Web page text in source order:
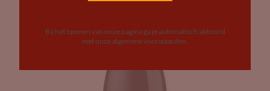
Bij het openen van onze pagina ga je automatisch akkoord
met onze algemene voorwaarden.